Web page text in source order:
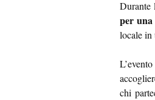
Durante
per
locale in
chi